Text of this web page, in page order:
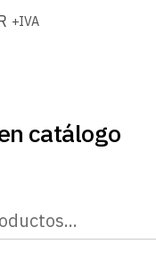
+IVA
catálogo